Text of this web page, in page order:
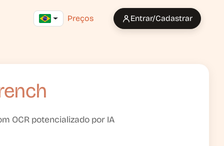
Preços Entrar/Cadastrar
OCR potencializado por IA